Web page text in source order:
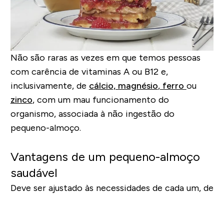
Não são raras as vezes em que temos pessoas
com carência de vitaminas A ou B12e,
inclusivamente, de cálcio, magnésio,ferro ou
zinco, com um mau funcionamento do
organismo, associada à não ingestão do
pequeno-almoço.
Vantagens de um pequeno-almoço
saudável
Deve ser ajustado às necessidades de cada um, de